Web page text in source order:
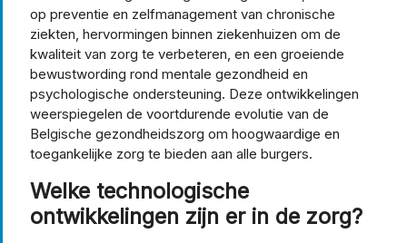
op preventie en zelfmanagement van chronische
ziekten, hervormingen binnen ziekenhuizen om de
kwaliteit van zorg te verbeteren, en een groeiende
bewustwording rond mentale gezondheid en
psychologische ondersteuning. Deze ontwikkelingen
weerspiegelen de voortdurende evolutie van de
Belgische gezondheidszorg om hoogwaardige en
toegankelijke zorg te bieden aan alle burgers.
Welke technologische
ontwikkelingen zijn er in de zorg?